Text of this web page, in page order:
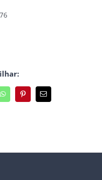
WhatsAppPinterest
E-
mail